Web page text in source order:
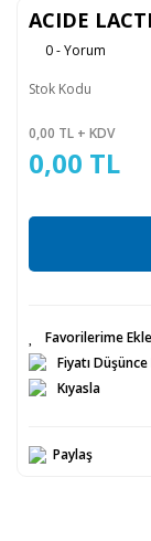
ACIDE
0 - Yorum
Stok Kodu
0,00 TL + KDV
0,00 TL
Fiyatı
Kıyasla
Paylaş